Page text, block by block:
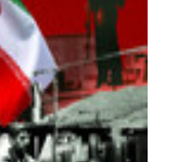
قسطی